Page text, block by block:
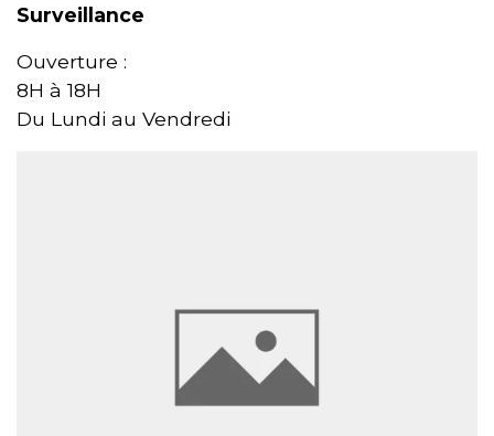
Surveillance
Ouverture :
8H à 18H
Du Lundi au Vendredi